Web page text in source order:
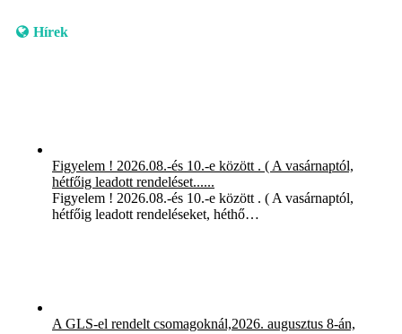
Hírek
Figyelem ! 2026.08.-és 10.-e között . ( A vasárnaptól,
hétfőig leadott rendeléset......
Figyelem ! 2026.08.-és 10.-e között . ( A vasárnaptól,
hétfőig leadott rendeléseket, héthő…
A GLS-el rendelt csomagoknál,2026. augusztus 8-án,